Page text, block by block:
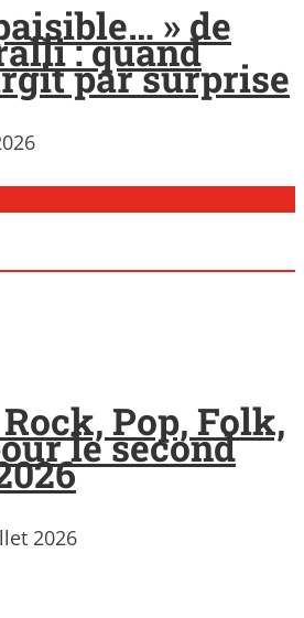
» de
: quand
par surprise
Pop, Folk,
le second
2026